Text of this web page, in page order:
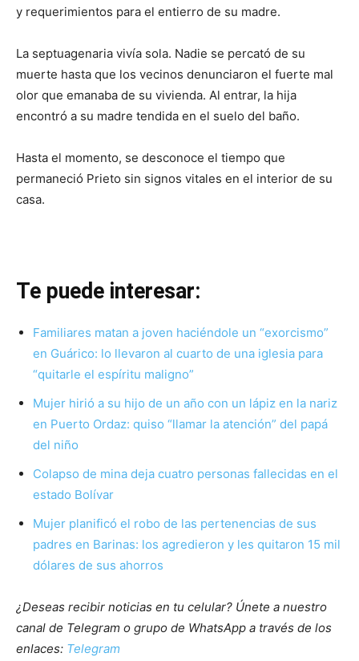
y requerimientos para el entierro de su madre.
La septuagenaria vivía sola. Nadie se percató de su
muerte hasta que los vecinos denunciaron el fuerte mal
olor que emanaba de su vivienda. Al entrar, la hija
encontró a su madre tendida en el suelo del baño.
Hasta el momento, se desconoce el tiempo que
permaneció Prieto sin signos vitales en el interior de su
casa.
Te puede interesar:
Familiares matan a joven haciéndole un “exorcismo”
en Guárico: lo llevaron al cuarto de una iglesia para
“quitarle el espíritu maligno”
Mujer hirió a su hijo de un año con un lápiz en la nariz
en Puerto Ordaz: quiso “llamar la atención” del papá
del niño
Colapso de mina deja cuatro personas fallecidas en el
estado Bolívar
Mujer planificó el robo de las pertenencias de sus
padres en Barinas: los agredieron y les quitaron 15 mil
dólares de sus ahorros
¿Deseas recibir noticias en tu celular? Únete a nuestro
canal de Telegram o grupo de WhatsApp a través de los
enlaces: Telegram